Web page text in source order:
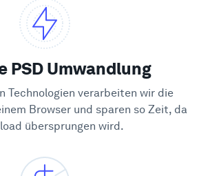
PSD Umwandlung
Technologien verarbeiten wir die
Browser und sparen so Zeit, da
übersprungen wird.